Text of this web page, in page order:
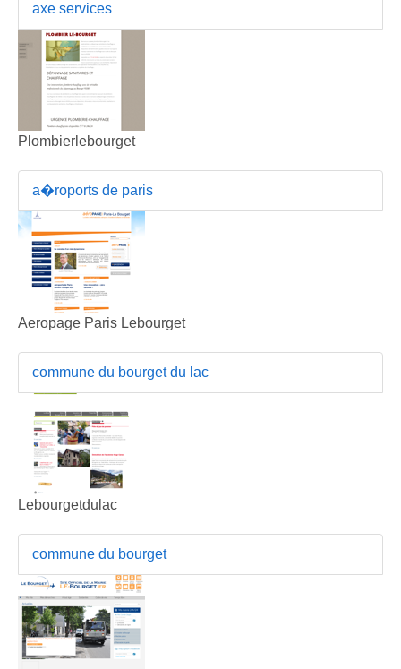
axe services
Plombierlebourget
a�roports de paris
Aeropage Paris Lebourget
commune du bourget du lac
Lebourgetdulac
commune du bourget